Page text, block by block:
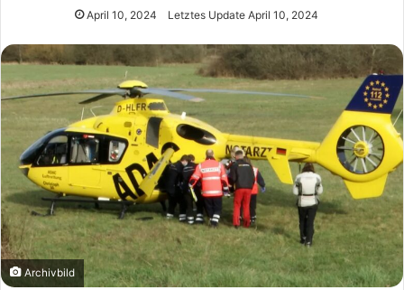
April 10, 2024 Letztes Update April 10, 2024
Archivbild